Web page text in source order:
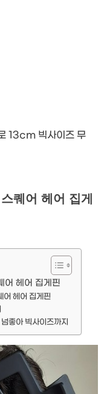
13cm 빅사이즈 무
퀘어 헤어 집게
어 헤어 집게핀
헤어 집게핀
좋아 빅사이즈까지